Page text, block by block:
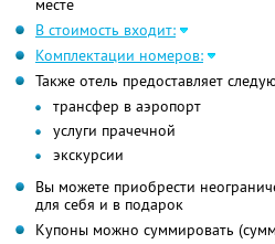
месте
В стоимость входит:
Комплектации номеров:
Также отель предоставляет
трансфер в аэропорт
услуги прачечной
экскурсии
Вы можете приобрести
для себя и в подарок
Купоны можно суммировать